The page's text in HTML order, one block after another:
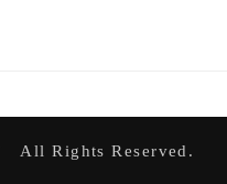
All Rights Reserved.